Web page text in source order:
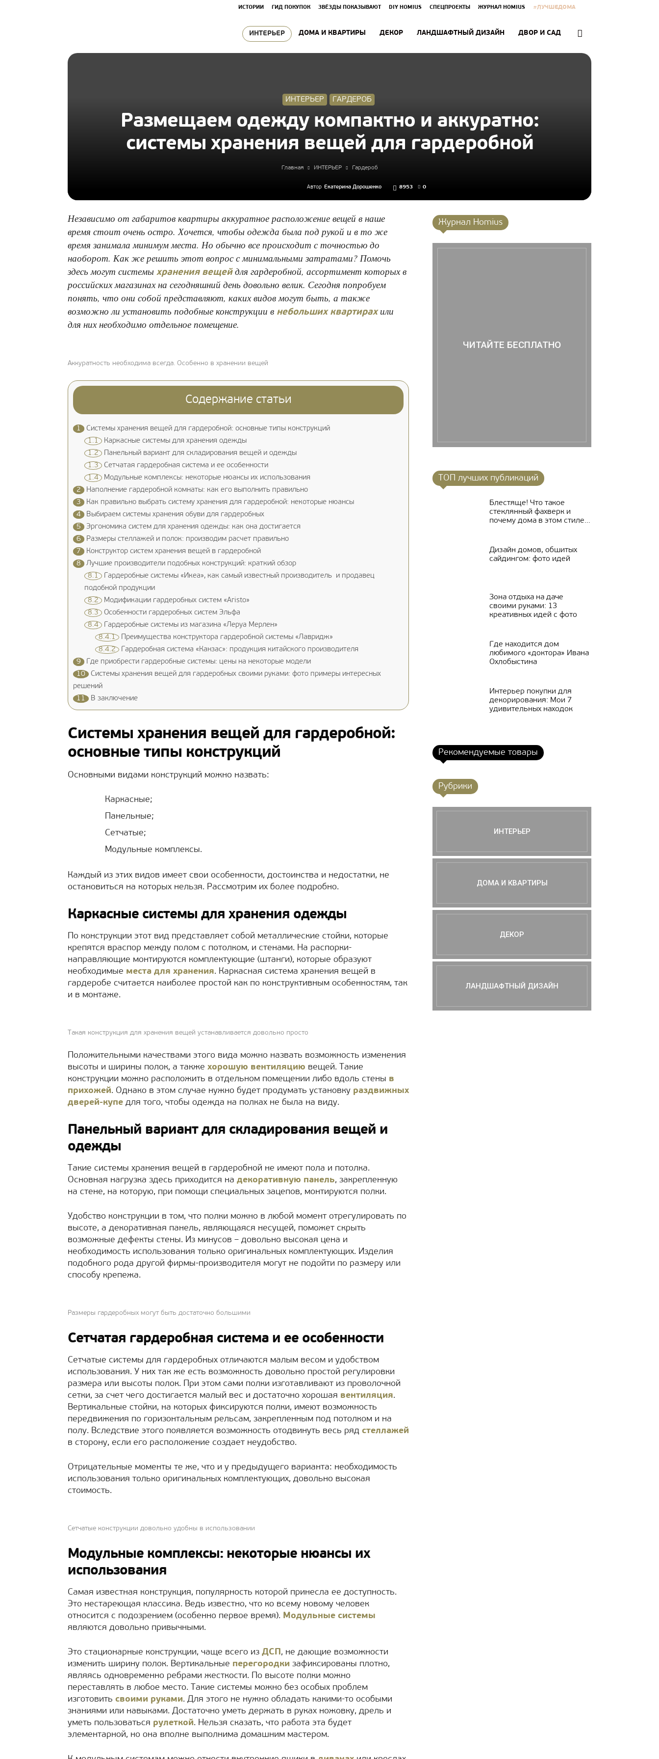
ИСТОРИИ ГИД ПОКУПОК ЗВЁЗДЫ ПОКАЗЫВАЮТ DIY HOMIUS СПЕЦПРОЕКТЫ ЖУРНАЛ HOMIUS #ЛУЧШЕДОМА
ИНТЕРЬЕР ДОМА И КВАРТИРЫ ДЕКОР ЛАНДШАФТНЫЙ ДИЗАЙН ДВОР И САД
ИНТЕРЬЕР ГАРДЕРОБ
Размещаем одежду компактно и аккуратно:
системы хранения вещей для гардеробной
Главная ИНТЕРЬЕР Гардероб
Автор Екатерина Дорошенко 8953 0
Независимо от габаритов квартиры аккуратное расположение вещей в наше
время стоит очень остро. Хочется, чтобы одежда была под рукой и в то же
время занимала минимум места. Но обычно все происходит с точностью до
наоборот. Как же решить этот вопрос с минимальными затратами? Помочь
здесь могут системы хранения вещейдля гардеробной, ассортимент которых в
российских магазинах на сегодняшний день довольно велик. Сегодня попробуем
понять, что они собой представляют, каких видов могут быть, а также
возможно ли установить подобные конструкции в небольших квартирахили
для них необходимо отдельное помещение.
Аккуратность необходима всегда. Особенно в хранении вещей
Содержание статьи
1
Системы хранения вещей для гардеробной: основные типы конструкций
1.1 Каркасные системы для хранения одежды
1.2 Панельный вариант для складирования вещей и одежды
1.3 Сетчатая гардеробная система и ее особенности
1.4 Модульные комплексы: некоторые нюансы их использования
2
Наполнение гардеробной комнаты: как его выполнить правильно
3
Как правильно выбрать систему хранения для гардеробной: некоторые нюансы
4
Выбираем системы хранения обуви для гардеробных
5
Эргономика систем для хранения одежды: как она достигается
6
Размеры стеллажей и полок: производим расчет правильно
7
Конструктор систем хранения вещей в гардеробной
8
Лучшие производители подобных конструкций: краткий обзор
8.1 Гардеробные системы «Икеа», как самый известный производитель и продавец
подобной продукции
8.2 Модификации гардеробных систем «Aristo»
8.3 Особенности гардеробных систем Эльфа
8.4 Гардеробные системы из магазина «Леруа Мерлен»
8.4.1
Преимущества конструктора гардеробной системы «Лавридж»
8.4.2
Гардеробная система «Канзас»: продукция китайского производителя
9
Где приобрести гардеробные системы: цены на некоторые модели
10
Системы хранения вещей для гардеробных своими руками: фото примеры интересных
решений
11
В заключение
Системы хранения вещей для гардеробной:
основные типы конструкций
Основными видами конструкций можно назвать:
Каркасные;
Панельные;
Сетчатые;
Модульные комплексы.
Каждый из этих видов имеет свои особенности, достоинства и недостатки, не
остановиться на которых нельзя. Рассмотрим их более подробно.
Каркасные системы для хранения одежды
По конструкции этот вид представляет собой металлические стойки, которые
крепятся враспор между полом с потолком, и стенами. На распорки-
направляющие монтируются комплектующие (штанги), которые образуют
необходимые места для хранения. Каркасная система хранения вещей в
гардеробе считается наиболее простой как по конструктивным особенностям, так
и в монтаже.
Такая конструкция для хранения вещей устанавливается довольно просто
Положительными качествами этого вида можно назвать возможность изменения
высоты и ширины полок, а также хорошую вентиляцию вещей. Такие
конструкции можно расположить в отдельном помещении либо вдоль стены в
прихожей. Однако в этом случае нужно будет продумать установку раздвижных
дверей-купе для того, чтобы одежда на полках не была на виду.
Панельный вариант для складирования вещей и
одежды
Такие системы хранения вещей в гардеробной не имеют пола и потолка.
Основная нагрузка здесь приходится на декоративную панель, закрепленную
на стене, на которую, при помощи специальных зацепов, монтируются полки.
Удобство конструкции в том, что полки можно в любой момент отрегулировать по
высоте, а декоративная панель, являющаяся несущей, поможет скрыть
возможные дефекты стены. Из минусов – довольно высокая цена и
необходимость использования только оригинальных комплектующих. Изделия
подобного рода другой фирмы-производителя могут не подойти по размеру или
способу крепежа.
Размеры гардеробных могут быть достаточно большими
Сетчатая гардеробная система и ее особенности
Сетчатые системы для гардеробных отличаются малым весом и удобством
использования. У них так же есть возможность довольно простой регулировки
размера или высоты полок. При этом сами полки изготавливают из проволочной
сетки, за счет чего достигается малый вес и достаточно хорошая вентиляция.
Вертикальные стойки, на которых фиксируются полки, имеют возможность
передвижения по горизонтальным рельсам, закрепленным под потолком и на
полу. Вследствие этого появляется возможность отодвинуть весь ряд стеллажей
в сторону, если его расположение создает неудобство.
Отрицательные моменты те же, что и у предыдущего варианта: необходимость
использования только оригинальных комплектующих, довольно высокая
стоимость.
Сетчатые конструкции довольно удобны в использовании
Модульные комплексы: некоторые нюансы их
использования
Самая известная конструкция, популярность которой принесла ее доступность.
Это нестареющая классика. Ведь известно, что ко всему новому человек
относится с подозрением (особенно первое время). Модульные системы
являются довольно привычными.
Это стационарные конструкции, чаще всего из ДСП, не дающие возможности
изменить ширину полок. Вертикальные перегородки зафиксированы плотно,
являясь одновременно ребрами жесткости. По высоте полки можно
переставлять в любое место. Такие системы можно без особых проблем
изготовить своими руками. Для этого не нужно обладать какими-то особыми
знаниями или навыками. Достаточно уметь держать в руках ножовку, дрель и
уметь пользоваться рулеткой. Нельзя сказать, что работа эта будет
элементарной, но она вполне выполнима домашним мастером.
Журнал Homius
ЧИТАЙТЕ БЕСПЛАТНО
ТОП лучших публикаций
Блестяще! Что такое
стеклянный фахверк и
почему дома в этом стиле...
Дизайн домов, обшитых
сайдингом: фото идей
Зона отдыха на даче
своими руками: 13
креативных идей с фото
Где находится дом
любимого «доктора» Ивана
Охлобыстина
Интерьер покупки для
декорирования: Мои 7
удивительных находок
Рекомендуемые товары
Рубрики
ИНТЕРЬЕР
ДОМА И КВАРТИРЫ
ДЕКОР
ЛАНДШАФТНЫЙ ДИЗАЙН